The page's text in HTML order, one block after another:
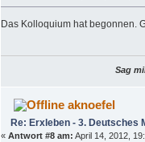
Das Kolloquium hat begonnen.
Sag
aknoefel
Re: Erxleben - 3. Deutsches
« Antwort #8 am: April 14, 2012,